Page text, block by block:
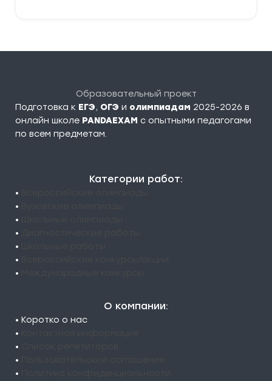
Образовательный проект
Подготовка к ЕГЭ, ОГЭ и олимпиадам 2025-2026 в
онлайн школе PANDAEXAM c опытными педагогами
по всем предметам.
Категории работ:
•
•
•
•
•
•
•
О компании:
• Коротко о нас
•
•
•
•